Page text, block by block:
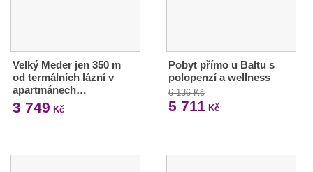
Velký Meder jen 350 m
od termálních lázní v
apartmánech…
3 749 Kč
Pobyt přímo u Baltu s
polopenzí a wellness
6 136 Kč
5 711 Kč